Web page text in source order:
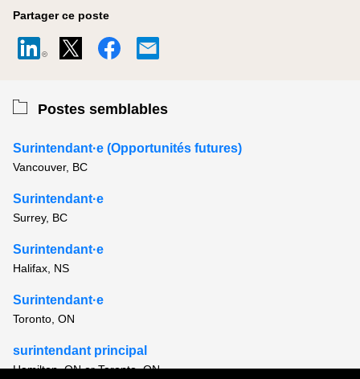
Partager ce poste
Postes semblables
Surintendant·e (Opportunités futures)
Vancouver, BC
Surintendant·e
Surrey, BC
Surintendant·e
Halifax, NS
Surintendant·e
Toronto, ON
surintendant principal
Hamilton, ON or Toronto, ON